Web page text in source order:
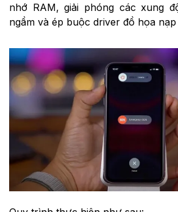
nhớ RAM, giải phóng các xung
ngầm và ép buộc driver đồ họa